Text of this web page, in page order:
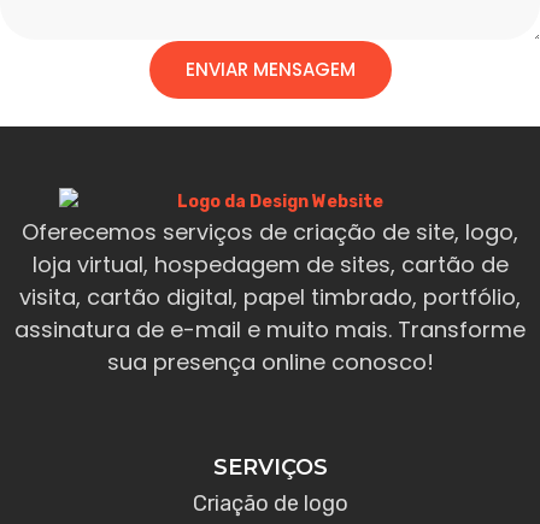
ENVIAR MENSAGEM
Oferecemos serviços de criação de site, logo,
loja virtual, hospedagem de sites, cartão de
visita, cartão digital, papel timbrado, portfólio,
assinatura de e-mail e muito mais. Transforme
sua presença online conosco!
SERVIÇOS
Criação de logo